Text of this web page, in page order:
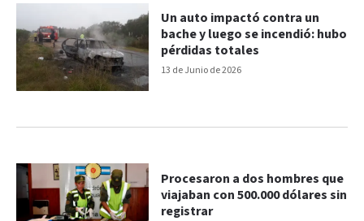
13 de Junio de 2026
Un auto impactó contra un
bache y luego se incendió: hubo
pérdidas totales
Procesaron a dos hombres que
viajaban con 500.000 dólares sin
registrar